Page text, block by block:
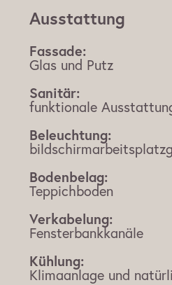
Ausstattung
Fassade:
Glas und Putz
Sanitär:
funktionale
Beleuchtung:
Bodenbelag:
Teppichboden
Verkabelung:
Fensterbankkanäle
Kühlung:
Klimaanlage und